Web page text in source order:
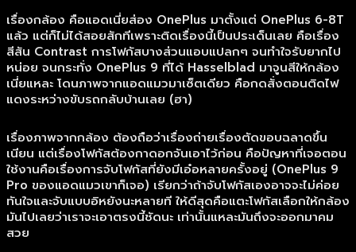
เรื่องกล้อง คือแอดเนี่ยส่อง OnePlus มาตั้งแต่ OnePlus 6-8T
แล้ว แต่ก็ไม่ได้สอยสักทีเพราะติดเรื่องนี้เป็นประเด็นเลย คือเรื่อง
สีสัน Contrast การโฟกัสบางส่วนแอบแปลกๆ จนทำใจรับยากไป
หน่อย จนกระทั่ง OnePlus 9 ที่ได้ Hasselblad มาจูนสีให้กล้อง
เนี่ยแหละ โดนภาพจากแอดแมวมาเซ็ตเดียว คือกดสั่งตอนติดไฟ
แดงระหว่างขับรถกลับบ้านเลย (ฮา)
เรื่องภาพจากกล้อง ต้องถือว่าเรื่องถ่ายเรื่องตัดขอบฉลาดขึ้น
เนียน แต่เรื่องโฟกัสต้องกาดอกจันเอาไว้ก่อน คือปัญหาที่เจอตอน
ใช้งานคือเรื่องการจับโฟกัสที่ยังมีเอ๋อหลายครั้งอยู่ (OnePlus 9
Pro ของแอดแมวเขาก็เจอ) เรียกว่าถ้าจับโฟกัสเองอาจจะไม่ค่อย
ทันใจและจับแบบอิหยังนะหลายที ให้ดีสุดคือแตะโฟกัสเลือกให้กล้อง
มันไปเลยว่าเราจะเอาตรงนี้ชัดนะ เท่านั้นแหละมันถึงจะออกมาคม
สวย